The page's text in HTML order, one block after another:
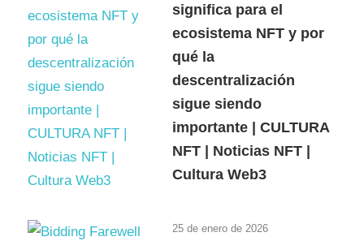
significa para el
ecosistema NFT y por
qué la
descentralización
sigue siendo
importante | CULTURA
NFT | Noticias NFT |
Cultura Web3
25 de enero de 2026